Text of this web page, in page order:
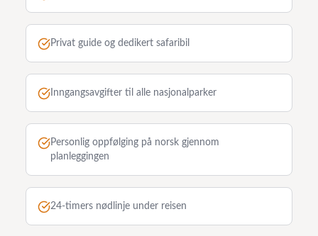
Privat guide og dedikert safaribil
Inngangsavgifter til alle nasjonalparker
Personlig oppfølging på norsk gjennom
planleggingen
24-timers nødlinje under reisen